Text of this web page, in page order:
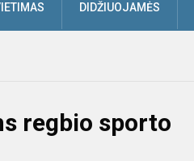
DIDŽIUOJAMĖS
regbio sporto